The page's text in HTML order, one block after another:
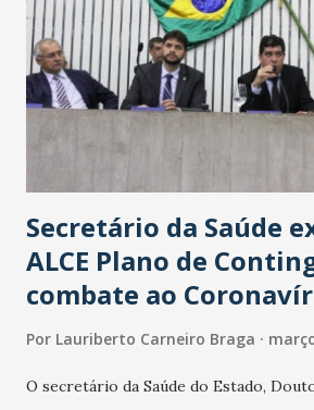
Secretário da Saúde
ALCE Plano de
combate ao
Por Lauriberto Carneiro Braga
O secretário da Saúde do Estado,